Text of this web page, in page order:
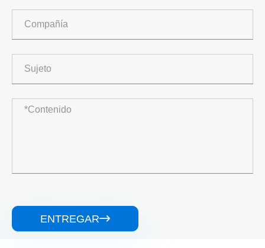
ENTREGAR